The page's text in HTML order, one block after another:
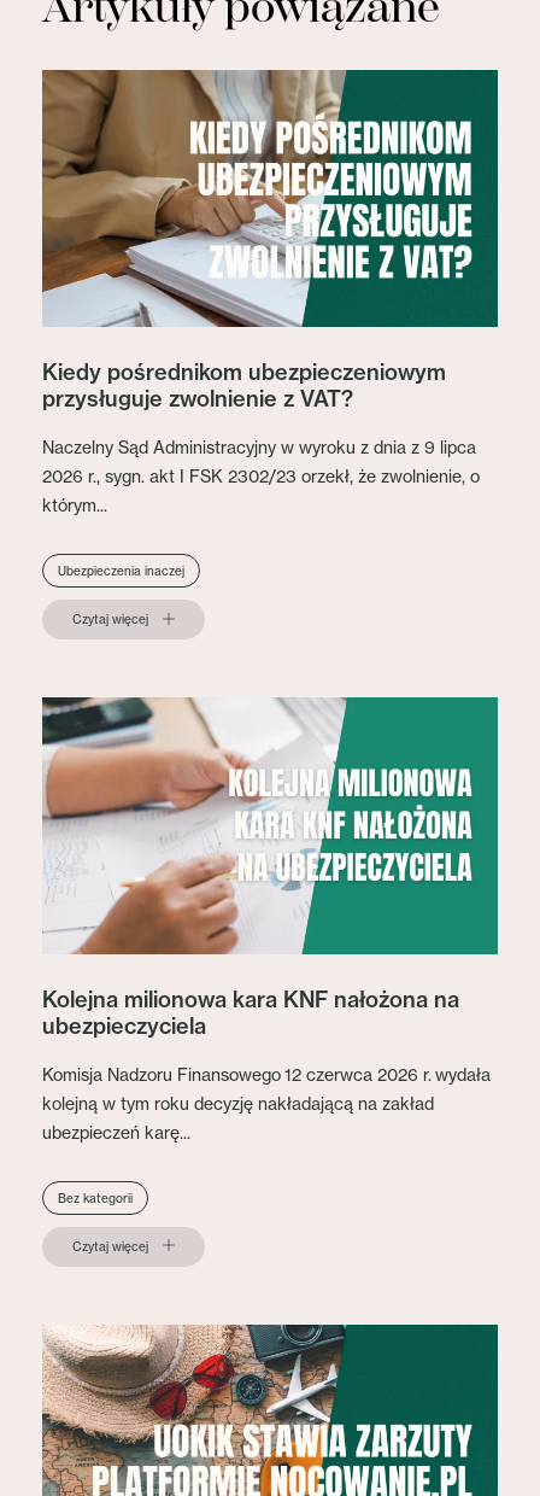
Kiedy pośrednikom ubezpieczeniowym
przysługuje zwolnienie z VAT?
Naczelny Sąd Administracyjny w wyroku z dnia z 9 lipca
2026 r., sygn. akt I FSK 2302/23 orzekł, że zwolnienie, o
którym...
Ubezpieczenia inaczej
Czytaj więcej
Kolejna milionowa kara KNF nałożona na
ubezpieczyciela
Komisja Nadzoru Finansowego 12 czerwca 2026 r. wydała
kolejną w tym roku decyzję nakładającą na zakład
ubezpieczeń karę...
Bez kategorii
Czytaj więcej